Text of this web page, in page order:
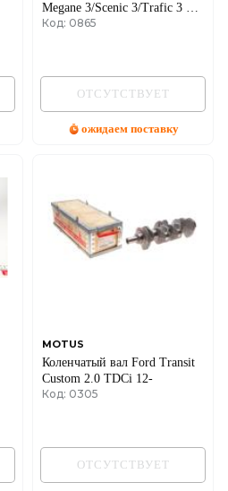
Megane 3/Scenic 3/Trafic 3 1.6
dCi 12-
Код: 0865
ОТСУТСТВУЕТ
ожидаем поставку
MOTUS
Коленчатый вал Ford Transit
Custom 2.0 TDCi 12-
Код: 0305
ОТСУТСТВУЕТ